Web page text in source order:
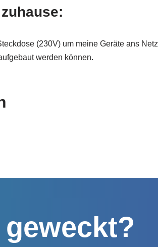
(230V) um meine Geräte ans Netz
werden können.